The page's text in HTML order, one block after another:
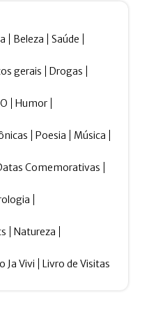
Beleza Saúde
gerais Drogas
Humor
Poesia Música
Comemorativas
Natureza
Ja Vivi Livro de Visitas